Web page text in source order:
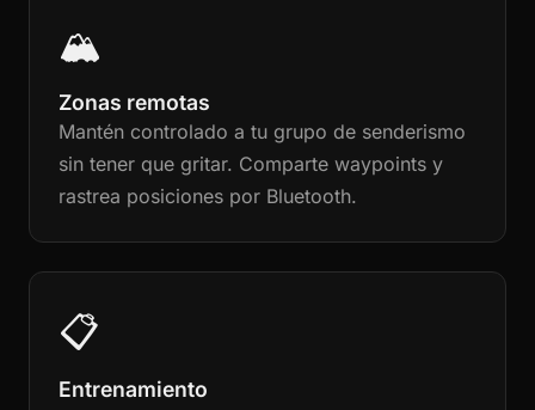
🏔️
Zonas remotas
Mantén controlado a tu grupo de senderismo
sin tener que gritar. Comparte waypoints y
rastrea posiciones por Bluetooth.
📋
Entrenamiento